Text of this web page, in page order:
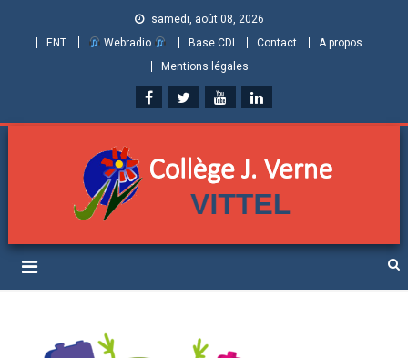
samedi, août 08, 2026
ENT
Webradio Base CDI Contact
A propos
Mentions légales
Collège Jules Verne de
Vittel (Vosges)